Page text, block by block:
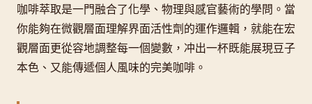
咖啡萃取是一門融合了化學、物理與感官藝術的學問。當
你能夠在微觀層面理解界面活性劑的運作邏輯，就能在宏
觀層面更從容地調整每一個變數，冲出一杯既能展現豆子
本色、又能傳遞個人風味的完美咖啡。